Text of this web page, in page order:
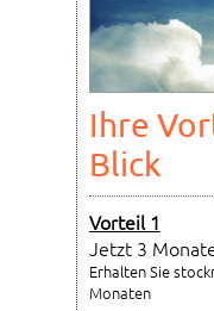
Ihre
Blick
Vorteil 1
Jetzt 3
Erhalten Sie
Monaten